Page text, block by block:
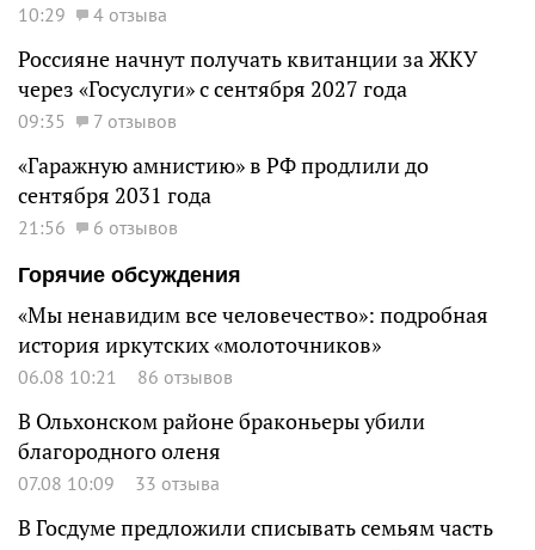
10:29 4 отзыва
Россияне начнут получать квитанции за ЖКУ
через «Госуслуги» с сентября 2027 года
09:35 7 отзывов
«Гаражную амнистию» в РФ продлили до
сентября 2031 года
21:56
6 отзывов
Горячие обсуждения
«Мы ненавидим все человечество»: подробная
история иркутских «молоточников»
06.08 10:21 86 отзывов
В Ольхонском районе браконьеры убили
благородного оленя
07.08 10:09 33 отзыва
В Госдуме предложили списывать семьям часть